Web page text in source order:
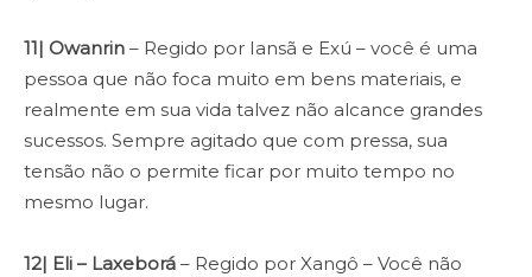
11| Owanrin – Regido por Iansã e Exú – você é uma
pessoa que não foca muito em bens materiais, e
realmente em sua vida talvez não alcance grandes
sucessos. Sempre agitado que com pressa, sua
tensão não o permite ficar por muito tempo no
mesmo lugar.
12| Eli – Laxeborá – Regido por Xangô – Você não